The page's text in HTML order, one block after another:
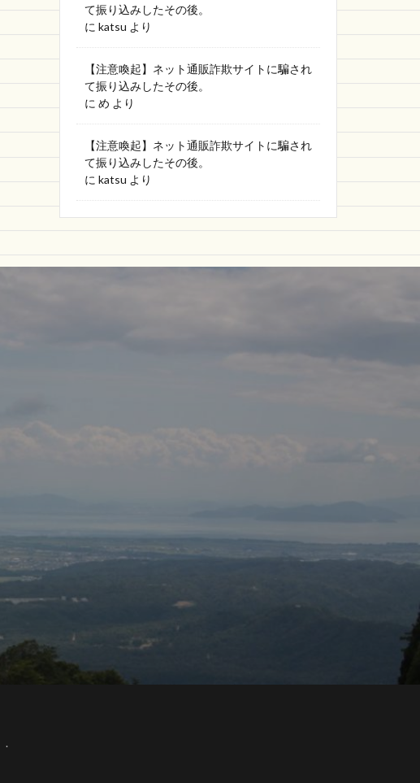
て振り込みしたその後。
に katsu より
【注意喚起】ネット通販詐欺サイトに騙され
て振り込みしたその後。
に め より
【注意喚起】ネット通販詐欺サイトに騙され
て振り込みしたその後。
に katsu より
.